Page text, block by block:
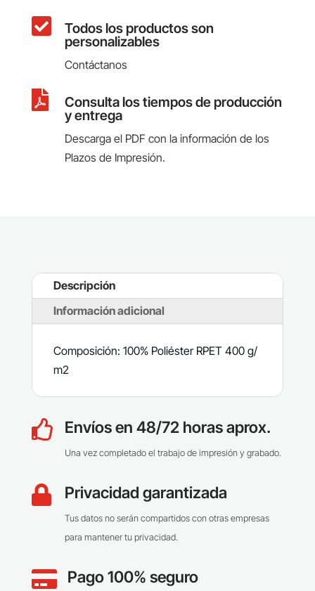
 Todos los productos son
personalizables
Contáctanos
 Consulta los tiempos de producción
y entrega
Descarga el PDF con la información de los
Plazos de Impresión.
Descripción
Información adicional
Composición: 100% Poliéster RPET 400 g/
m2
 Envíos en 48/72 horas aprox.
Una vez completado el trabajo de impresión y grabado.
 Privacidad garantizada
Tus datos no serán compartidos con otras empresas
para mantener tu privacidad.
 Pago 100% seguro